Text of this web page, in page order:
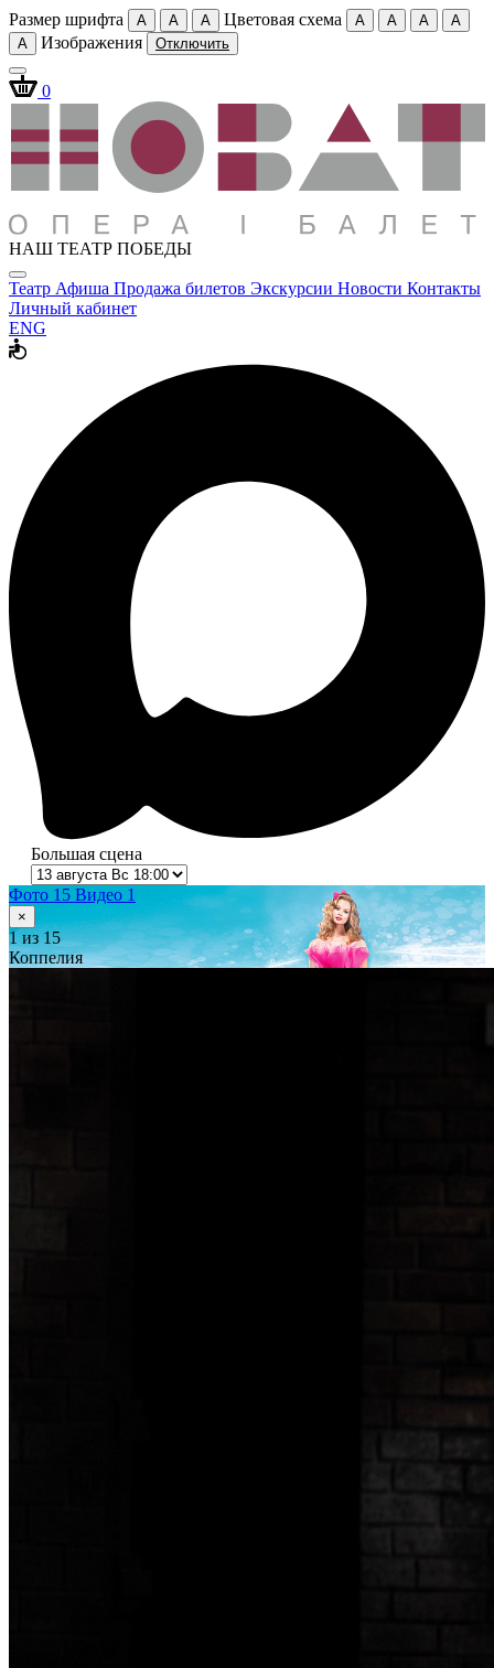
Размер шрифта A A A Цветовая схема A A A
A
A
Изображения Отключить
0
НАШ ТЕАТР ПОБЕДЫ
Театр Афиша Продажа билетов Экскурсии Новости Контакты
Личный кабинет
ENG
Большая сцена
Фото 15 Видео 1
×
1из 15
Коппелия